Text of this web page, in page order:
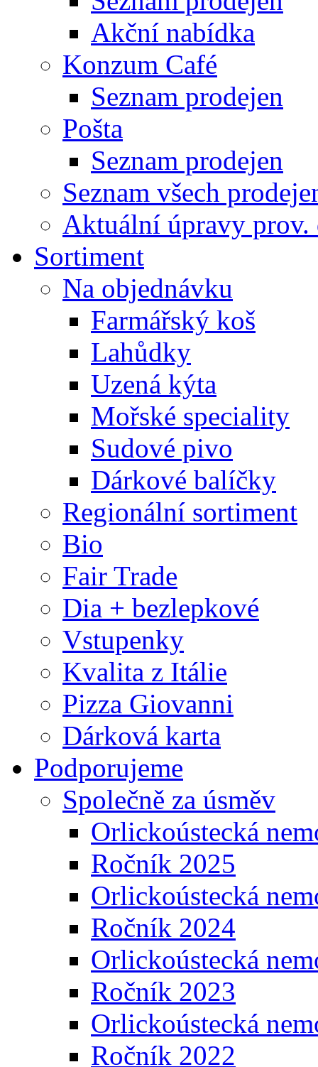
Akční nabídka
Konzum Café
Seznam prodejen
Pošta
Seznam prodejen
Seznam všech
Aktuální úpravy prov.
Sortiment
Na objednávku
Farmářský koš
Lahůdky
Uzená kýta
Mořské speciality
Sudové pivo
Dárkové balíčky
Regionální sortiment
Bio
Fair Trade
Dia + bezlepkové
Vstupenky
Kvalita z Itálie
Pizza Giovanni
Dárková karta
Podporujeme
Společně za úsměv
Orlickoústecká
Ročník 2025
Orlickoústecká
Ročník 2024
Orlickoústecká
Ročník 2023
Orlickoústecká
Ročník 2022